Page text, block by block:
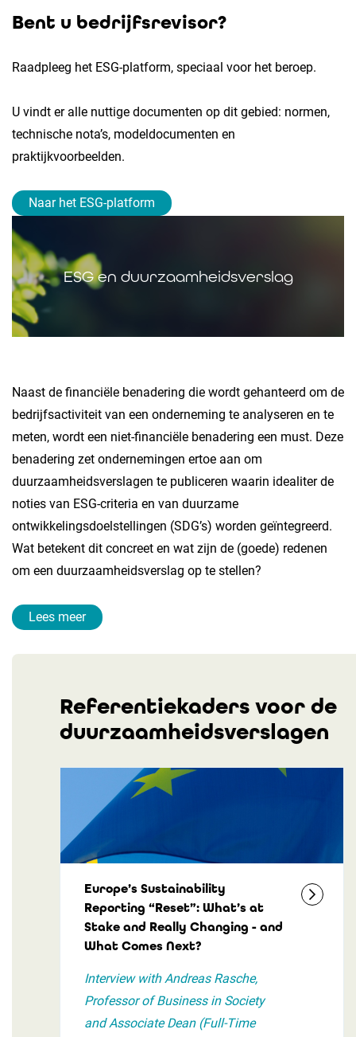
Bent u bedrijfsrevisor?
Raadpleeg het ESG-platform, speciaal voor het beroep.
U vindt er alle nuttige documenten op dit gebied: normen,
technische nota’s, modeldocumenten en
praktijkvoorbeelden.
Naar het ESG-platform
ESG en duurzaamheidsverslag
Naast de financiële benadering die wordt gehanteerd om de
bedrijfsactiviteit van een onderneming te analyseren en te
meten, wordt een niet-financiële benadering een must. Deze
benadering zet ondernemingen ertoe aan om
duurzaamheidsverslagen te publiceren waarin idealiter de
noties van ESG-criteria en van duurzame
ontwikkelingsdoelstellingen (SDG’s) worden geïntegreerd.
Wat betekent dit concreet en wat zijn de (goede) redenen
om een duurzaamheidsverslag op te stellen?
Lees meer
Referentiekaders voor de
duurzaamheidsverslagen
Europe’s Sustainability
Reporting “Reset”: What’s at
Stake and Really Changing - and
What Comes Next?
Interview with Andreas Rasche,
Professor of Business in Society
and Associate Dean (Full-Time